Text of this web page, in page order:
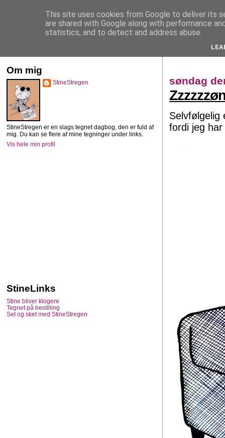
StineStregen
søndag
Selvfølgelig
fordi jeg
Om mig
StineStregen
StineStregen er en slags tegnet dagbog, den er fuld af
mig. Du kan se flere af mine tegninger under links.
Vis hele min profil
StineLinks
Stine bliver klogere
Tegnet på bestilling
Set og sket med StineStregen
This site uses cookies from Google to deliver its
are shared with Google along with performance
statistics, and to detect and address abuse.